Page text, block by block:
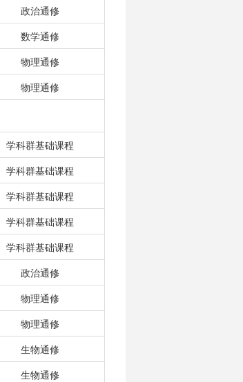
政治通修
数学通修
物理通修
物理通修
学科群基础课程
学科群基础课程
学科群基础课程
学科群基础课程
学科群基础课程
政治通修
物理通修
物理通修
生物通修
生物通修